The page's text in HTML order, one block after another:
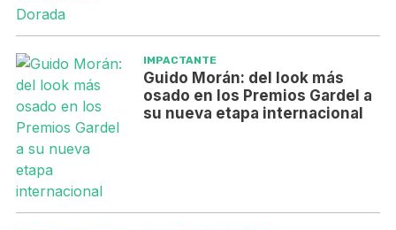
IMPACTANTE
Guido Morán: del look más
osado en los Premios Gardel a
su nueva etapa internacional